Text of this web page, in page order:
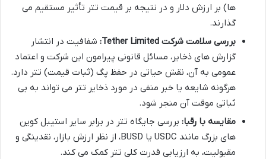
ها) بر ارزش دلار و در نتیجه بر قیمت تتر تأثیر مستقیم می
گذارند.
بررسی سلامت شرکت Tether Limited:
شفافیت در انتشار
گزارش های ذخایر، مسائل قانونی پیرامون این شرکت و اعتماد
عمومی به آن، نقش حیاتی در حفظ پگ (ثبات قیمت) تتر دارد.
هرگونه شایعه یا خبر منفی در مورد ذخایر تتر می تواند به بی
ثباتی موقت آن منجر شود.
مقایسه با رقبا: بررسی جایگاه تتر در برابر سایر استیبل کوین
های بزرگ مانند USDC یا BUSD، از نظر ارزش بازار، نقدینگی و
مقبولیت، به ارزیابی قدرت کلی تتر کمک می کند.